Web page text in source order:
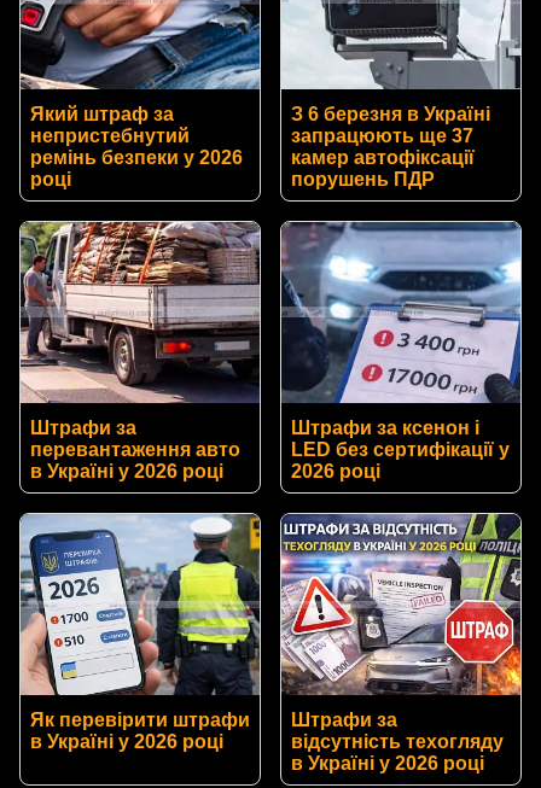
Який штраф за
непристебнутий
ремінь безпеки у 2026
році
З 6 березня в Україні
запрацюють ще 37
камер автофіксації
порушень ПДР
Штрафи за
перевантаження авто
в Україні у 2026 році
Штрафи за ксенон і
LED без сертифікації у
2026 році
Як перевірити штрафи
в Україні у 2026 році
Штрафи за
відсутність техогляду
в Україні у 2026 році